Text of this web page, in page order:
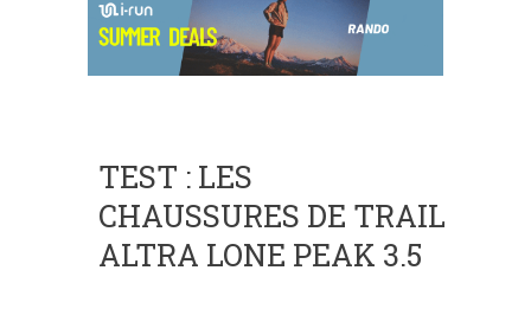
TEST : LES
CHAUSSURES DE TRAIL
ALTRA LONE PEAK 3.5